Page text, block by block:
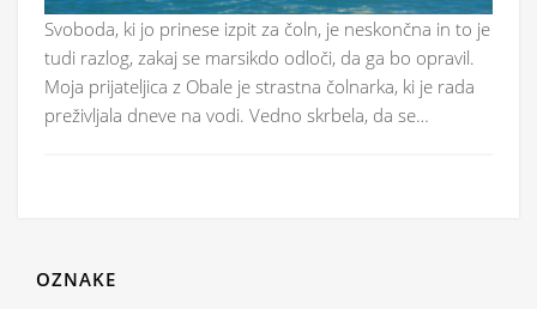
Svoboda, ki jo prinese izpit za čoln, je neskončna in to je
tudi razlog, zakaj se marsikdo odloči, da ga bo opravil.
Moja prijateljica z Obale je strastna čolnarka, ki je rada
preživljala dneve na vodi. Vedno skrbela, da se…
OZNAKE